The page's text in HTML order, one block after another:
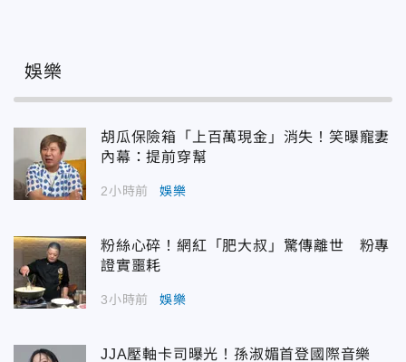
娛樂
胡瓜保險箱「上百萬現金」消失！笑曝寵妻
內幕：提前穿幫
2小時前 娛樂
粉絲心碎！網紅「肥大叔」驚傳離世 粉專
證實噩耗
3小時前 娛樂
JJA壓軸卡司曝光！孫淑媚首登國際音樂